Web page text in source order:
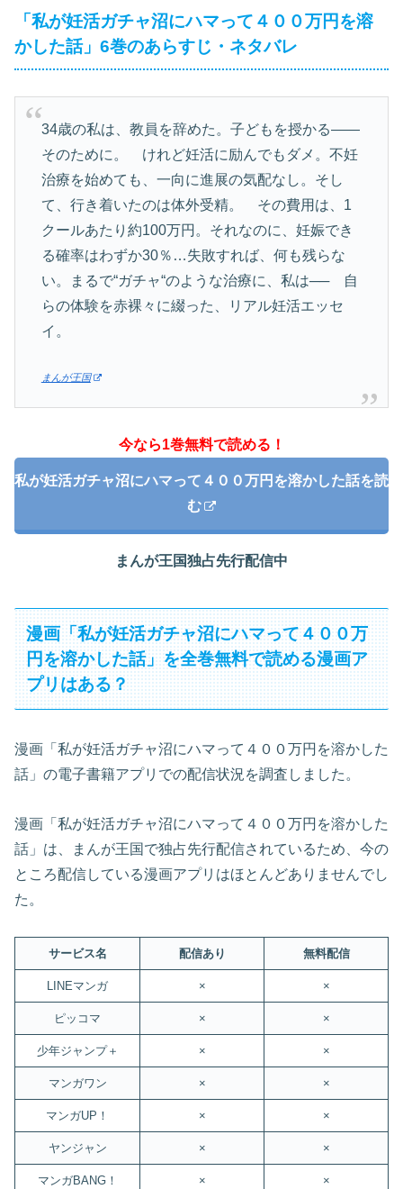
「私が妊活ガチャ沼にハマって４００万円を溶
かした話」6巻のあらすじ・ネタバレ
34歳の私は、教員を辞めた。子どもを授かる――
そのために。 けれど妊活に励んでもダメ。不妊
治療を始めても、一向に進展の気配なし。そし
て、行き着いたのは体外受精。 その費用は、1
クールあたり約100万円。それなのに、妊娠でき
る確率はわずか30％…失敗すれば、何も残らな
い。まるで“ガチャ“のような治療に、私は── 自
らの体験を赤裸々に綴った、リアル妊活エッセ
イ。
まんが王国
今なら1巻無料で読める！
私が妊活ガチャ沼にハマって４００万円を溶かした話を読
む
まんが王国独占先行配信中
漫画「私が妊活ガチャ沼にハマって４００万
円を溶かした話」を全巻無料で読める漫画ア
プリはある？
漫画「私が妊活ガチャ沼にハマって４００万円を溶かした
話」の電子書籍アプリでの配信状況を調査しました。
漫画「私が妊活ガチャ沼にハマって４００万円を溶かした
話」は、まんが王国で独占先行配信されているため、今の
ところ配信している漫画アプリはほとんどありませんでし
た。
サービス名 配信あり 無料配信
LINEマンガ × ×
ピッコマ × ×
少年ジャンプ＋ × ×
マンガワン × ×
マンガUP！ × ×
ヤンジャン × ×
マンガBANG！ × ×